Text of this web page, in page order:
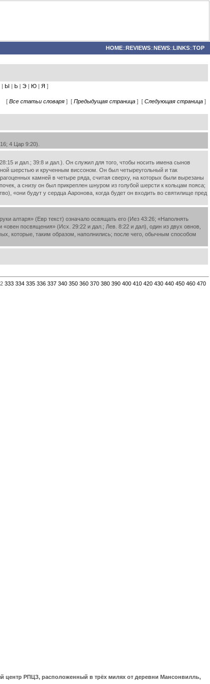
HOME::REVIEWS::NEWS::LINKS::TOP
| Ы | Ь | Э | Ю | Я ]
[ Все статьи словаря ] [ Предыдущая страница ] [ Следующая страница ]
4 Цар 9:20).
и дал.; 39:8 и дал.). Он служил для того, чтобы носить имена сынов
шерстью и крученным виссоном. Он был четыреугольный и так
камней в четыре ряда, считая сверху, на которых были вырезаны
а снизу он был прикреплен шнуром из голубой шерсти к кольцам пояса;
«они будут у сердца Ааронова, когда будет он входить во святилище пред
алтаря» (Евр текст) означало освящать его (Иез 43:26; «Наполнять
посвящения» (Исх. 29:22 и дал.; Лев. 8:22 и дал), один из двух овнов,
которые, таким образом, наполнились; после чего, обычным способом
333 334 335 336 337 340 350 360 370 380 390 400 410 420 430 440 450 460 470
центр РПЦЗ, расположенный в трёх милях от деревни Мансонвилль,